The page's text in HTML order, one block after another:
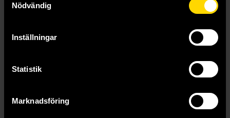
Nödvändig
Inställningar
Statistik
Marknadsföring JoJo's Bizarre Adventure: Purple Smoke Distortion